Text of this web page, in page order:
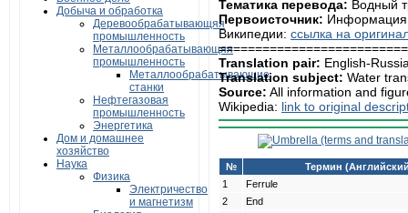
Добыча и обработка
Деревообрабатывающяя
промышленность
Металлообрабатывающяя
промышленность
Металлообрабатывающие
станки
Нефтегазовая
промышленность
Энергетика
Дом и домашнее
хозяйство
Наука
Физика
Электричество
и магнетизм
Тематика перевода: Водный
Первоисточник: Информация
Википедии: ссылка на
Translation pair: English-
Translation subject: Water
Source: All information and
Wikipedia: link to original
№
Термин
1
Ferrule
2
End